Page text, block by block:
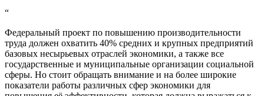
“
Федеральный проект по повышению производительности
труда должен охватить 40% средних и крупных предприятий
базовых несырьевых отраслей экономики, а также все
государственные и муниципальные организации социальной
сферы. Но стоит обращать внимание и на более широкие
показатели работы различных сфер экономики для